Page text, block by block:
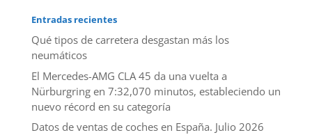
Entradas recientes
Qué tipos de carretera desgastan más los
neumáticos
El Mercedes-AMG CLA 45 da una vuelta a
Nürburgring en 7:32,070 minutos, estableciendo un
nuevo récord en su categoría
Datos de ventas de coches en España. Julio 2026